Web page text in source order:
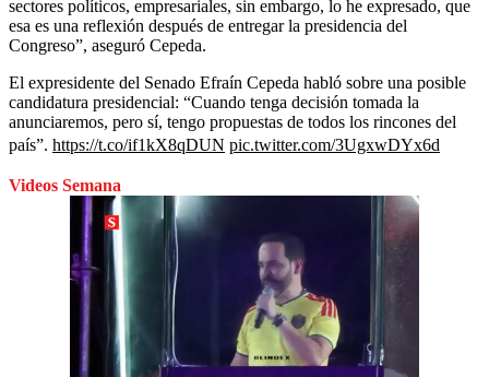
sectores políticos, empresariales, sin embargo, lo he expresado, que
esa es una reflexión después de entregar la presidencia del
Congreso”, aseguró Cepeda.
El expresidente del Senado Efraín Cepeda habló sobre una posible
candidatura presidencial: “Cuando tenga decisión tomada la
anunciaremos, pero sí, tengo propuestas de todos los rincones del
país”. https://t.co/if1kX8qDUN pic.twitter.com/3UgxwDYx6d
Videos Semana